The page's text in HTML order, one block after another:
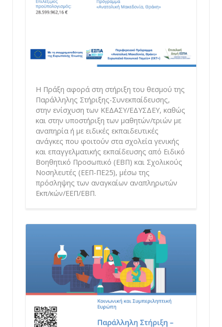
Η Πράξη αφορά στη στήριξη του θεσμού της
Παράλληλης Στήριξης-Συνεκπαίδευσης,
στην ενίσχυση των ΚΕΔΑΣΥ/ΕΔΥΣΔΕΥ, καθώς
και στην υποστήριξη των μαθητών/τριών με
αναπηρία ή με ειδικές εκπαιδευτικές
ανάγκες που φοιτούν στα σχολεία γενικής
και επαγγελματικής εκπαίδευσης από Ειδικό
Βοηθητικό Προσωπικό (ΕΒΠ) και Σχολικούς
Νοσηλευτές (ΕΕΠ-ΠΕ25), μέσω της
πρόσληψης των αναγκαίων αναπληρωτών
Εκπ/κών/ΕΕΠ/ΕΒΠ.